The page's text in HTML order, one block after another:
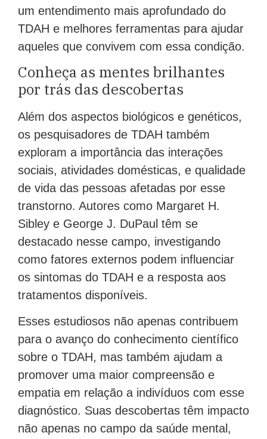
um entendimento mais aprofundado do
TDAH e melhores ferramentas para ajudar
aqueles que convivem com essa condição.
Conheça as mentes brilhantes
por trás das descobertas
Além dos aspectos biológicos e genéticos,
os pesquisadores de TDAH também
exploram a importância das interações
sociais, atividades domésticas, e qualidade
de vida das pessoas afetadas por esse
transtorno. Autores como Margaret H.
Sibley e George J. DuPaul têm se
destacado nesse campo, investigando
como fatores externos podem influenciar
os sintomas do TDAH e a resposta aos
tratamentos disponíveis.
Esses estudiosos não apenas contribuem
para o avanço do conhecimento científico
sobre o TDAH, mas também ajudam a
promover uma maior compreensão e
empatia em relação a indivíduos com esse
diagnóstico. Suas descobertas têm impacto
não apenas no campo da saúde mental,